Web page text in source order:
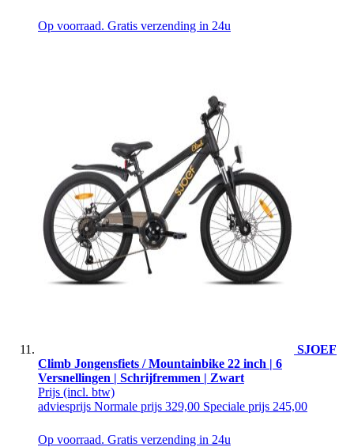
Op voorraad. Gratis verzending in 24u
SJOEF
Climb Jongensfiets / Mountainbike 22 inch | 6
Versnellingen | Schrijfremmen | Zwart
Prijs (incl. btw)
adviesprijs Normale prijs 329,00 Speciale prijs 245,00
Op voorraad. Gratis verzending in 24u